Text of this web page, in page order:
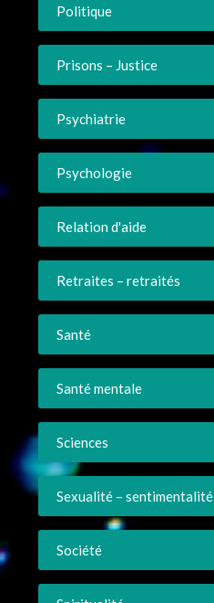
Politique
Prisons – Justice
Psychiatrie
Psychologie
Relation d'aide
Retraites – retraités
Santé
Santé mentale
Sciences
Sexualité – sentimentalité
Société